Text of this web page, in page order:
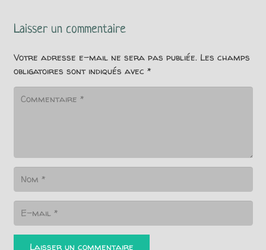
Laisser un commentaire
Votre adresse e-mail ne sera pas publiée. Les champs
obligatoires sont indiqués avec *
Laisser un commentaire